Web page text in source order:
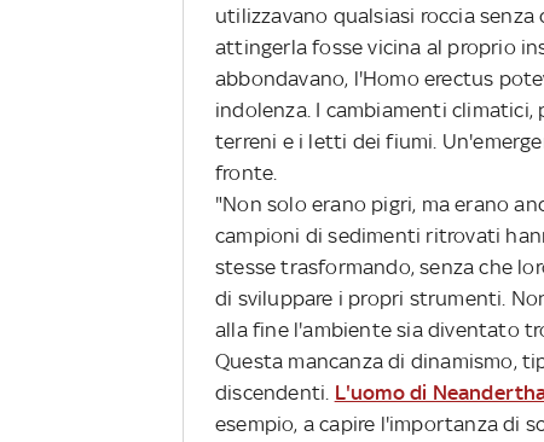
utilizzavano qualsiasi roccia
attingerla fosse vicina al proprio
abbondavano, l'Homo erectus
indolenza. I cambiamenti
terreni e i letti dei fiumi.
fronte.
"Non solo erano pigri, ma erano
campioni di sedimenti ritrovati
stesse trasformando, senza che
di sviluppare i propri strumenti.
alla fine l'ambiente sia diventato
Questa mancanza di dinamismo,
discendenti. L'uomo di
esempio, a capire l'importanza di